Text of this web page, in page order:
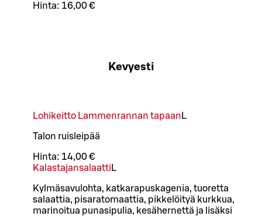
Hinta: 16,00 €
Kevyesti
Lohikeitto Lammenrannan tapaan L
Talon ruisleipää
Hinta: 14,00 €
Kalastajansalaatti L
Kylmäsavulohta, katkarapuskagenia, tuoretta
salaattia, pisaratomaattia, pikkelöityä kurkkua,
marinoitua punasipulia, kesähernettä ja lisäksi